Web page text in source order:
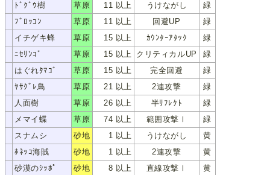
ﾄﾞｸﾞｳ樹 草原 11 以上 うけながし 緑
ﾌﾞﾛｯｺﾝ 草原 11 以上 回避UP 緑
イチゲキ蜂 草原 15 以上 ｶｳﾝﾀｰｱﾀｯｸ 緑
ﾆｾﾘﾝｺﾞ 草原 15 以上 クリティカルUP 緑
はぐれﾀﾏｺﾞ 草原 15 以上 完全回避 緑
ﾔｻｸﾞﾚ鳥 草原 21 以上 2連攻撃 緑
人面樹 草原 26 以上 半ﾘﾌﾚｸﾄ 緑
メマイ蝶 草原 74 以上 範囲攻撃Ⅰ 緑
スナムシ 砂地 1 以上 うけながし 黄
ﾎﾈｯｺ海賊 砂地 1 以上 2連攻撃 黄
砂漠のｼｯﾎﾟ 砂地 8 以上 直線攻撃Ⅰ 黄